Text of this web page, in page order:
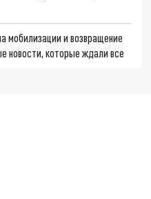
мобилизации и возвращение
новости, которые ждали все